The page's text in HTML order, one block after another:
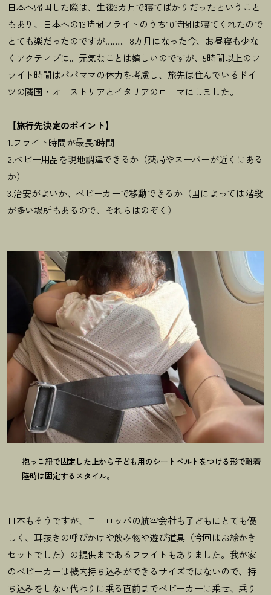
日本へ帰国した際は、生後3カ月で寝てばかりだったということ
もあり、日本への13時間フライトのうち10時間は寝てくれたので
とても楽だったのですが……。8カ月になった今、お昼寝も少な
くアクティブに。元気なことは嬉しいのですが、5時間以上のフ
ライト時間はパパママの体力を考慮し、 旅先は住んでいるドイ
ツの隣国・オーストリアとイタリアのローマにしました。
【旅行先決定のポイント】
1.フライト時間が最長3時間
2.ベビー用品を現地調達できるか（薬局やスーパーが近くにある
か）
3.治安がよいか、ベビーカーで移動できるか（国によっては階段
が多い場所もあるので、それらはのぞく）
抱っこ紐で固定した上から子ども用のシートベルトをつける形で離着
陸時は固定するスタイル。
日本もそうですが、ヨーロッパの航空会社も子どもにとても優
しく、耳抜きの呼びかけや飲み物や遊び道具（今回はお絵かき
セットでした）の提供まであるフライトもありました。我が家
のベビーカーは機内持ち込みができるサイズではないので、持
ち込みをしない代わりに乗る直前までベビーカーに乗せ、乗り